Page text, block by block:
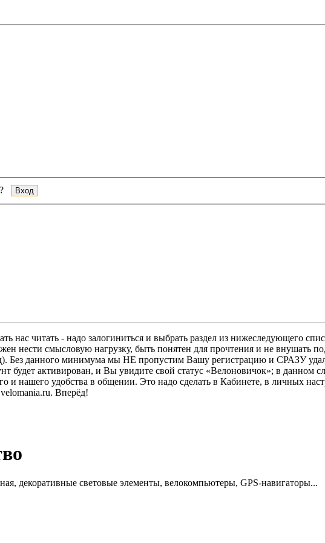
нас читать - надо залогиниться и выбрать раздел из нижеследующего
нести смысловую нагрузку, быть понятен для прочтения и не
Без данного минимума мы НЕ пропустим Вашу регистрацию и СРАЗУ
будет активирован, и Вы увидите свой статус «Велоновичок»; в данном
и нашего удобства в общении. Это надо сделать в Кабинете, в личных
Вперёд!
декоративные световые элементы, велокомпьютеры, GPS-навигаторы...